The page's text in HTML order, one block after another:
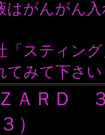
はがんがん
「スティン
てみて下さ
ＡＲＤ
）